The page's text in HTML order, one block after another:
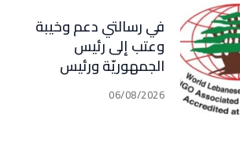
في رسالتي دعم وخيبة
وعتب إلى رئيس
الجمهوريّة ورئيس
مجلس الوزراء .. رئيس
الجامعة اللبنانية
06/08/2026